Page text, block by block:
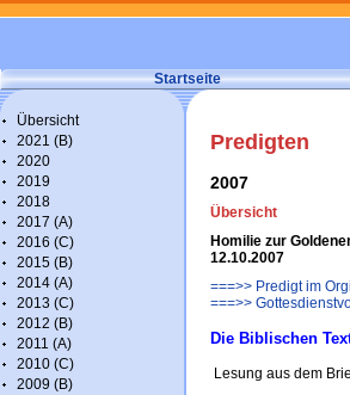
Startseite
Übersicht
2021 (B)
2020
2019
2018
2017 (A)
2016 (C)
2015 (B)
2014 (A)
2013 (C)
2012 (B)
2011 (A)
2010 (C)
2009 (B)
Predigten
2007
Übersicht
Homilie zur
12.10.2007
===>> Predigt im
===>>
Die Biblischen
Lesung aus dem